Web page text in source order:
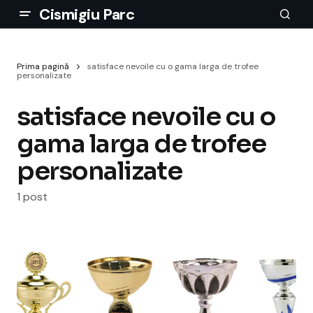
Cismigiu Parc
Prima pagină
satisface nevoile cu o gama larga de trofee
personalizate
satisface nevoile cu o
gama larga de trofee
personalizate
1 post